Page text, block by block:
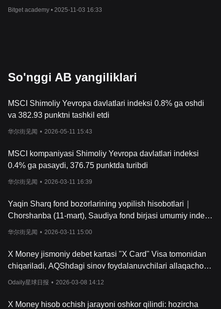
Bitget academy • 2025-11-03 16:33
So'nggi AB yangiliklari
MSCI Shimoliy Yevropa davlatlari indeksi 0.8% ga oshdi
va 382.93 punktni tashkil etdi
华尔街见闻 • 2026-05-11 15:43
MSCI kompaniyasi Shimoliy Yevropa davlatlari indeksi
0.4% ga pasaydi, 376.75 punktda turibdi
华尔街见闻 • 2026-03-11 16:39
Yaqin Sharq fond bozorlarining yopilish hisobotlari｜
Chorshanba (11-mart), Saudiya fond birjasi umumiy indeks
0.11% ga oshib, 10942.00 punktda yopildi
华尔街见闻 • 2026-03-11 15:00
X Money jismoniy debet kartasi "X Card" Visa tomonidan
chiqariladi, AQShdagi sinov foydalanuvchilari allaqachon
ariza bera olishadi
Odaily星球日报 • 2026-03-08 14:12
X Money hisob ochish jarayoni oshkor qilindi: hozircha